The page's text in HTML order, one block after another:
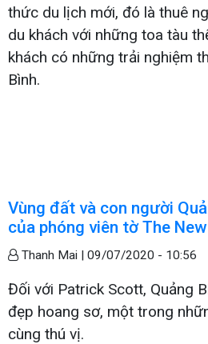
thức du lịch mới, đó là thuê
du khách với những toa tàu
khách có những trải nghiệm
Bình.
Vùng đất và con người
của phóng viên tờ The
Thanh Mai | 09/07/2020 - 10:56
Đối với Patrick Scott, Quảng
đẹp hoang sơ, một trong
cùng thú vị.